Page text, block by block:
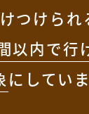
つけられ
以内で行
にしてい